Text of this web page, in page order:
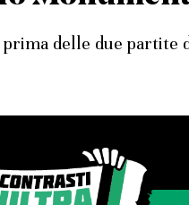
delle due partite